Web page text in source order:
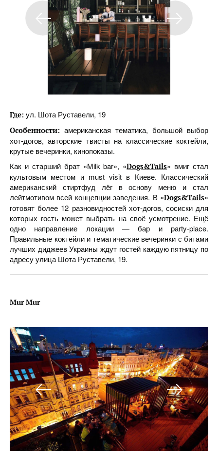
Где: ул. Шота Руставели, 19
Особенности: американская тематика, большой выбор
хот-догов, авторские твисты на классические коктейли,
крутые вечеринки, кинопоказы.
Как и старший брат «Milk bar», «Dogs&Tails» вмиг стал
культовым местом и must visit в Киеве. Классический
американский стиртфуд лёг в основу меню и стал
лейтмотивом всей концепции заведения. В «Dogs&Tails»
готовят более 12 разновидностей хот-догов, сосиски для
которых гость может выбрать на своё усмотрение. Ещё
одно направление локации — бар и party-place.
Правильные коктейли и тематические вечеринки с битами
лучших диджеев Украины ждут гостей каждую пятницу по
адресу улица Шота Руставели, 19.
Mur Mur